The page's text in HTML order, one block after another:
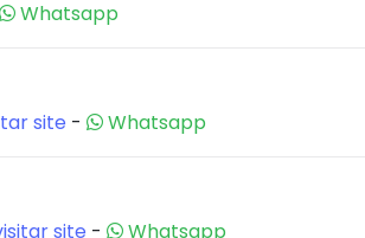
Whatsapp
site - Whatsapp
site - Whatsapp